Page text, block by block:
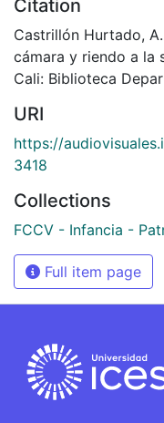
Citation
Castrillón Hurtado,
cámara y riendo a la
Cali: Biblioteca
URI
https://
3418
Collections
FCCV - Infancia -
Full item page